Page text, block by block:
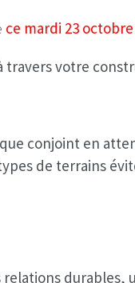
ce mardi 23 octobre
travers votre
conjoint en
de terrains
durables,